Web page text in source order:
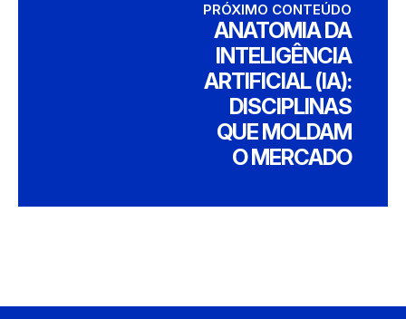
PRÓXIMO CONTEÚDO
ANATOMIA DA
INTELIGÊNCIA
ARTIFICIAL (IA):
DISCIPLINAS
QUE MOLDAM
O MERCADO